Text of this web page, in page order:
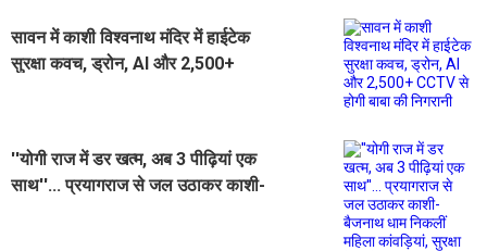
सावन में काशी विश्वनाथ मंदिर में हाईटेक
सुरक्षा कवच, ड्रोन, AI और 2,500+
''योगी राज में डर खत्म, अब 3 पीढ़ियां एक
साथ''... प्रयागराज से जल उठाकर काशी-